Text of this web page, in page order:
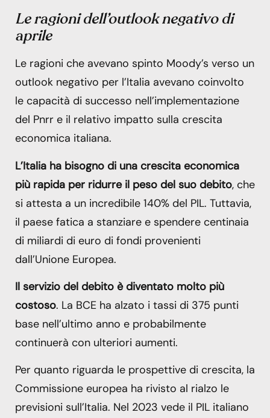
Le ragioni dell’outlook negativo di
aprile
Le ragioni che avevano spinto Moody’s verso un
outlook negativo per l’Italia avevano coinvolto
le capacità di successo nell’implementazione
del Pnrr e il relativo impatto sulla crescita
economica italiana.
L’Italia ha bisogno di una crescita economica
più rapida per ridurre il peso del suo debito, che
si attesta a un incredibile 140% del PIL. Tuttavia,
il paese fatica a stanziare e spendere centinaia
di miliardi di euro di fondi provenienti
dall’Unione Europea.
Il servizio del debito è diventato molto più
costoso. La BCE ha alzato i tassi di 375 punti
base nell’ultimo anno e probabilmente
continuerà con ulteriori aumenti.
Per quanto riguarda le prospettive di crescita, la
Commissione europea ha rivisto al rialzo le
previsioni sull’Italia. Nel 2023 vede il PIL italiano